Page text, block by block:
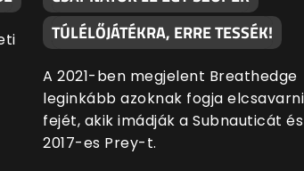
TÚLÉLŐJÁTÉKRA, ERRE TESSÉK!
A 2021-ben megjelent Breathedge
leginkább azoknak fogja
fejét, akik imádják a Subnauticát
2017-es Prey-t.